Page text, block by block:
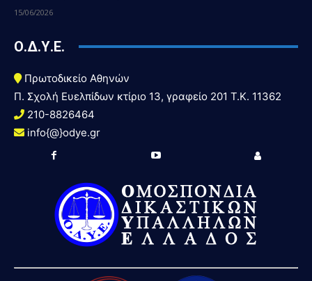
15/06/2026
Ο.Δ.Υ.Ε.
Πρωτοδικείο Αθηνών
Π. Σχολή Ευελπίδων κτίριο 13, γραφείο 201 T.K. 11362
210-8826464
info{@}odye.gr